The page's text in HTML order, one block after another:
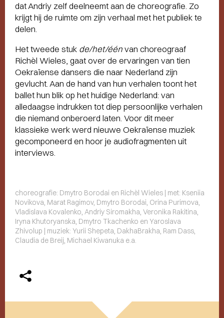
dat Andriy zelf deelneemt aan de choreografie. Zo
krijgt hij de ruimte om zijn verhaal met het publiek te
delen.
Het tweede stuk de/het/éénvan choreograaf
Richèl Wieles, gaat over de ervaringen van tien
Oekraïense dansers die naar Nederland zijn
gevlucht. Aan de hand van hun verhalen toont het
ballet hun blik op het huidige Nederland: van
alledaagse indrukken tot diep persoonlijke verhalen
die niemand onberoerd laten. Voor dit meer
klassieke werk werd nieuwe Oekraïense muziek
gecomponeerd en hoor je audiofragmenten uit
interviews.
choreografie: Dmytro Borodai en Richèl Wieles | met: Kseniia
Novikova, Marat Ragimov, Dmytro Borodai, Orina Purimova,
Vladislava Kovalenko, Andriy Siromakha, Veronika Rakitina,
Iryna Khutoryanska, Dmytro Tkachenko en Yaroslava
Zhivolup | muziek: Yurii Shepeta, DakhaBrakha, Ram Dass,
Claudia de Breij, Michael Kiwanuka e.a.